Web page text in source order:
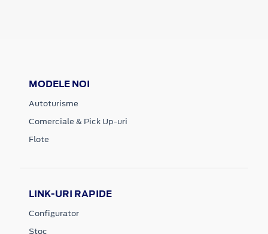
MODELE NOI
Autoturisme
Comerciale & Pick Up-uri
Flote
LINK-URI RAPIDE
Configurator
Stoc